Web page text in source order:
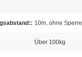
10m, ohne Sperre
Über 100kg